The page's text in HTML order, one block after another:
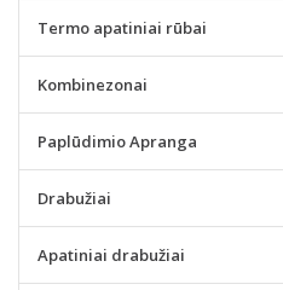
Termo apatiniai rūbai
Kombinezonai
Paplūdimio Apranga
Drabužiai
Apatiniai drabužiai